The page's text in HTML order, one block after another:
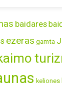
baidares
ezeras gamta
keliones